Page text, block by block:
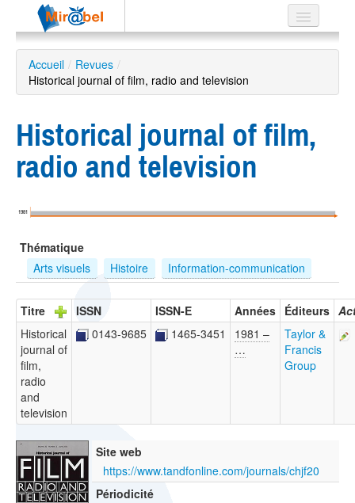
Le réseau
Soutien
avancée
ES
?
Accueil / Revues /
Historical journal of film, radio and television
Historical journal of film,
radio and television
1981
Thématique
Arts visuels
Histoire Information-communication
Titre ISSN ISSN-E Années Éditeurs
Historical
journal of
film,
radio
and
television
0143-9685 1465-3451
1981 –
…
Taylor &
Francis
Group
Site web
https://www.tandfonline.com/journals/chjf20
Périodicité